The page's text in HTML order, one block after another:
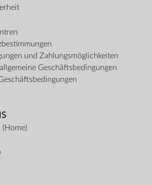
und Zahlungsmöglichkeiten
Geschäftsbedingungen
(Home)